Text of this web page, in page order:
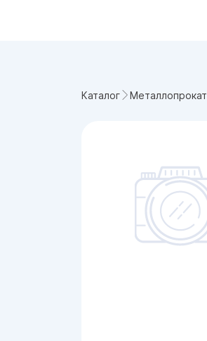
Каталог Металлопрокат